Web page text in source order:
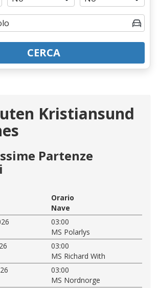
CERCA
Kristiansund
Partenze
Orario
Nave
03:00
MS Polarlys
03:00
MS Richard With
03:00
MS Nordnorge